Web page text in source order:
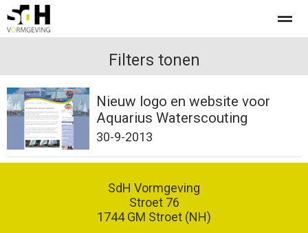
Offerte aanvragen bij SdH Vormgeving
Home
Filters tonen
Nieuw logo en website voor
Aquarius Waterscouting
30-9-2013
SdH Vormgeving
Stroet 76
1744 GM Stroet (NH)